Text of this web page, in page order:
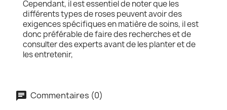
Cependant, il est essentiel de noter que les
différents types de roses peuvent avoir des
exigences spécifiques en matière de soins, il est
donc préférable de faire des recherches et de
consulter des experts avant de les planter et de
les entretenir,
Commentaires (0)